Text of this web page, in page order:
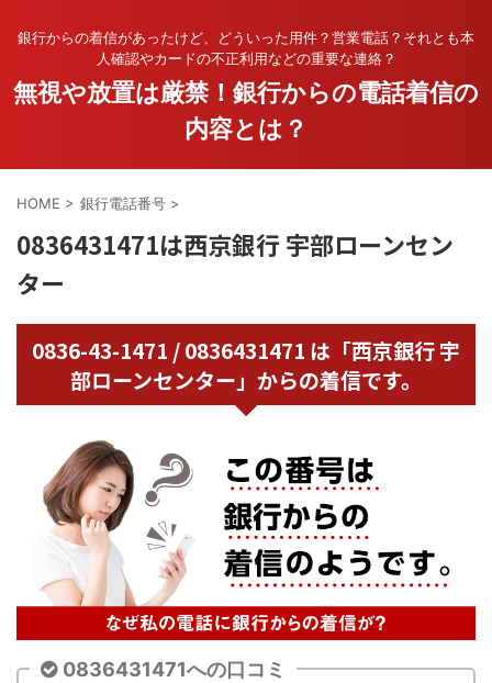
銀行からの着信があったけど、どういった用件？営業電話？それとも本
人確認やカードの不正利用などの重要な連絡？
無視や放置は厳禁！銀行からの電話着信の
内容とは？
HOME > 銀行電話番号 >
0836431471は西京銀行 宇部ローンセン
ター
0836-43-1471 / 0836431471 は「西京銀行 宇
部ローンセンター」からの着信です。
0836431471への口コミ